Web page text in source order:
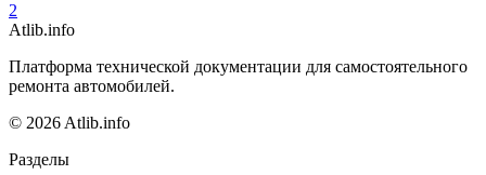
2
Atlib.info
Платформа технической документации для самостоятельного
ремонта автомобилей.
© 2026 Atlib.info
Разделы